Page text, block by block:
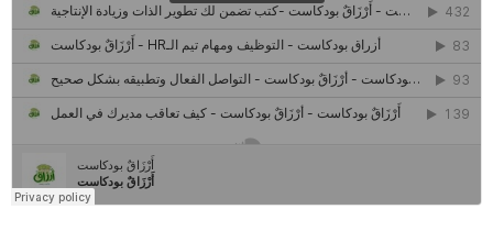
كل ما تريد معرفته عن مشروع "رواد 2030″
مركز جروان للثقافة والفنون | نموذج المركز القروي الريادي في الثقافة